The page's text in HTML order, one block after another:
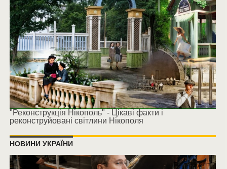
"Реконструкція Нікополь" - Цікаві факти і
реконструйовані світлини Нікополя
НОВИНИ УКРАЇНИ